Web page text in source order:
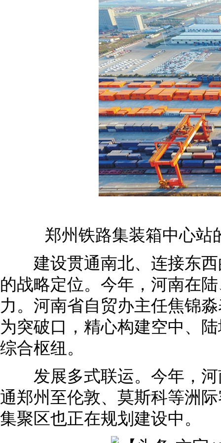
郑州铁路集装箱中心站
建设贯通南北、连接东西
的战略定位。今年，河南在
力。河南省自贸办主任焦锦
为突破口，精心构建空中、
综合枢纽。
发展多式联运。今年，河
通郑州至伦敦、莫斯科等洲
集聚区也正在规划建设中。